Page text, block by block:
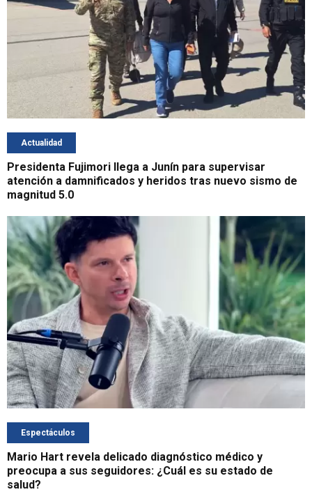
Actualidad
Presidenta Fujimori llega a Junín para supervisar
atención a damnificados y heridos tras nuevo sismo de
magnitud 5.0
Espectáculos
Mario Hart revela delicado diagnóstico médico y
preocupa a sus seguidores: ¿Cuál es su estado de
salud?